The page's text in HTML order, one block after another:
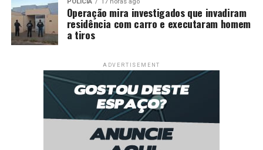
Operação mira investigados que invadiram
residência com carro e executaram homem
a tiros
ADVERTISEMENT